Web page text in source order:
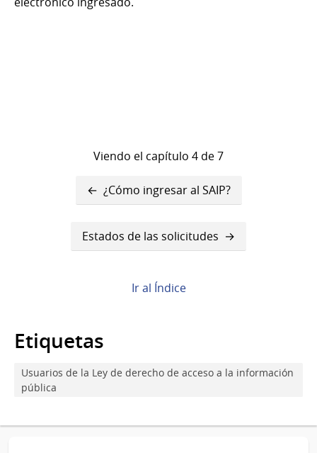
Viendo el capítulo 4 de 7
Enlaces
transversales
hacer
una
solicitud
acceso
¿Cómo ingresar al SAIP?
Estados de las solicitudes
Ir al Índice
Etiquetas
Usuarios de la Ley de derecho de acceso a la información
pública